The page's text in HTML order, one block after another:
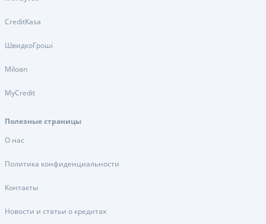
CreditKasa
ШвидкоГроші
Miloan
MyCredit
Полезные страницы
О нас
Политика конфиденциальности
Контакты
Новости и статьи о кредитах